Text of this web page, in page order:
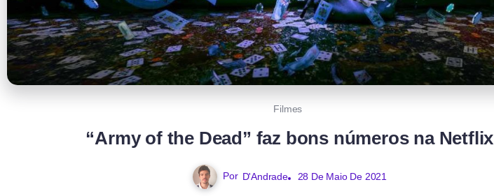
Filmes
“Army of the Dead” faz bons números na Netflix
Por D'Andrade 28 De Maio De 2021